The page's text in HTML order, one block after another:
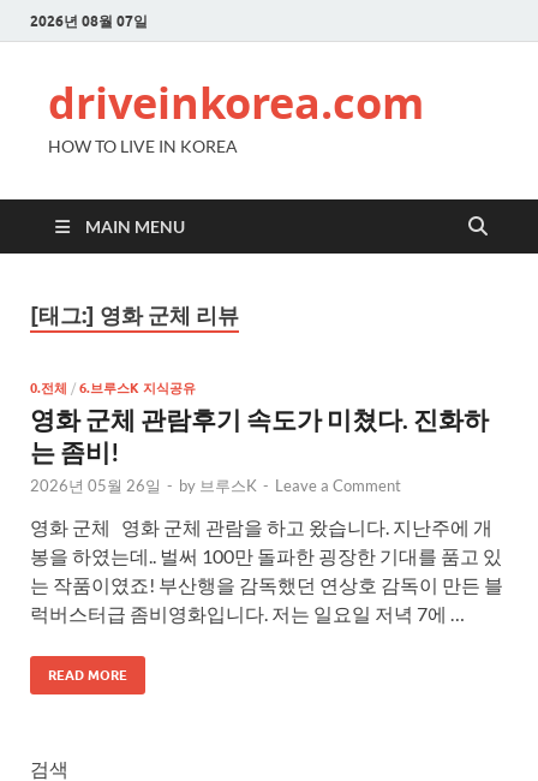
2026년 08월 07일
driveinkorea.com
HOW TO LIVE IN KOREA
MAIN MENU
[태그:] 영화 군체 리뷰
0.전체 / 6.브루스K 지식공유
영화 군체 관람후기 속도가 미쳤다. 진화하
는 좀비!
2026년 05월 26일 - by 브루스K - Leave a Comment
영화 군체 영화 군체 관람을 하고 왔습니다. 지난주에 개
봉을 하였는데.. 벌써 100만 돌파한 굉장한 기대를 품고 있
는 작품이였죠! 부산행을 감독했던 연상호 감독이 만든 블
럭버스터급 좀비영화입니다. 저는 일요일 저녁 7에 …
READ MORE
검색